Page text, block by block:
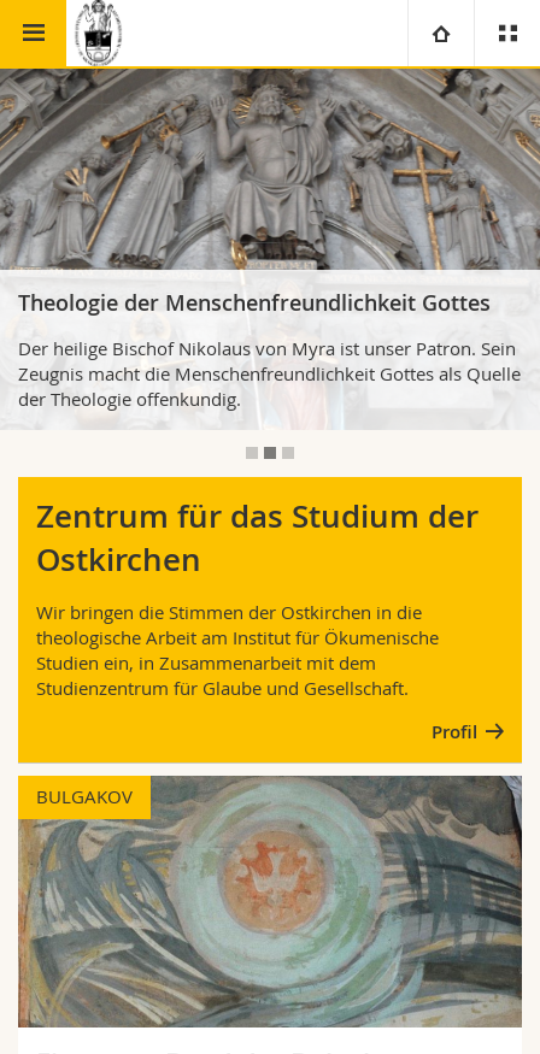
Universität
Studium
Campus
Forschung
Universität
Weiterbildung
Fakultäten
Theologische Fak.
Rechtswissenschaftliche Fak.
Wirtschafts- und Sozialwissenschaftliche Fak.
Philosophische Fak.
Math.-Nat. und Med. Fak.
Interfakultär
Informationen für
Studieninteressierte
Studierende
Medien
Mitarbeitende
Doktorierende
Ressourcen
Personenverzeichnis
Ortsplan
Webmail
Vorlesungsverzeichnis
MyUnifr
Theologische
Fakultät
Zentrum für das Studium der
Ostkirchen
Theologie der Menschenfreundlichkeit Gottes
Der heilige Bischof Nikolaus von Myra ist unser Patron. Sein
Zeugnis macht die Menschenfreundlichkeit Gottes als Quelle
der Theologie offenkundig.
Zentrum für das Studium der
Ostkirchen
Wir bringen die Stimmen der Ostkirchen in die
theologische Arbeit am Institut für Ökumenische
Studien ein, in Zusammenarbeit mit dem
Studienzentrum für Glaube und Gesellschaft.
Profil
BULGAKOV